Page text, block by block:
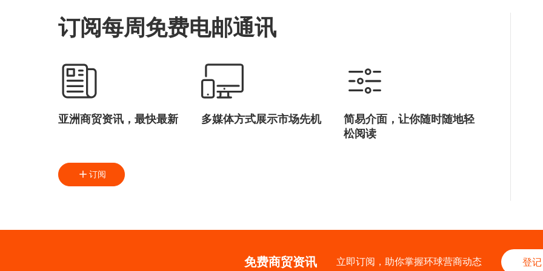
订阅每周免费电邮通讯
亚洲商贸资讯，最快最新 多媒体方式展示市场先机
简易介面，让你随时随地轻
松阅读
订阅
免费商贸资讯 立即订阅，助你掌握环球营商动态 登记